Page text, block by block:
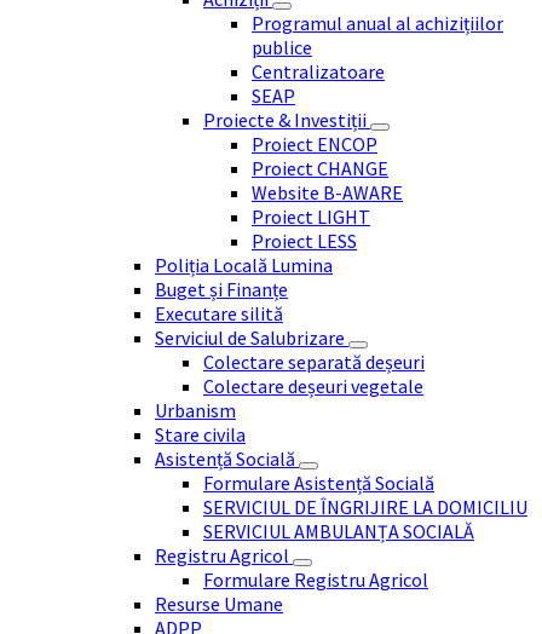
Programul anual al achizițiilor
publice
Centralizatoare
SEAP
Proiecte & Investiții
Proiect ENCOP
Proiect CHANGE
Website B-AWARE
Proiect LIGHT
Proiect LESS
Poliția Locală Lumina
Buget și Finanțe
Executare silită
Serviciul de Salubrizare
Colectare separată deșeuri
Colectare deșeuri vegetale
Urbanism
Stare civila
Asistență Socială
Formulare Asistență Socială
SERVICIUL DE ÎNGRIJIRE LA DOMICILIU
SERVICIUL AMBULANȚA SOCIALĂ
Registru Agricol
Formulare Registru Agricol
Resurse Umane
ADPP